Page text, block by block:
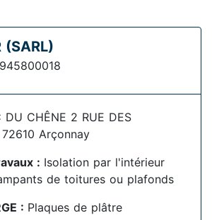
(SARL)
DU CHÊNE 2 RUE DES
72610 Arçonnay
: Isolation par l'intérieur
de toitures ou plafonds
: Plaques de plâtre